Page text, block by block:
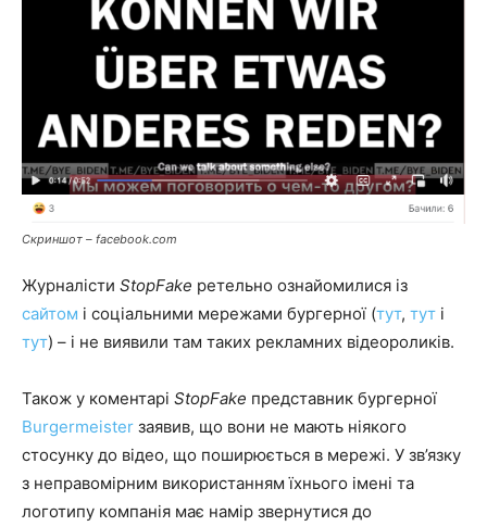
Скриншот – facebook.com
Журналісти StopFake ретельно ознайомилися із
сайтом і соціальними мережами бургерної (тут, тут і
тут) – і не виявили там таких рекламних відеороликів.
Також у коментарі StopFake представник бургерної
Burgermeister заявив, що вони не мають ніякого
стосунку до відео, що поширюється в мережі. У зв’язку
з неправомірним використанням їхнього імені та
логотипу компанія має намір звернутися до